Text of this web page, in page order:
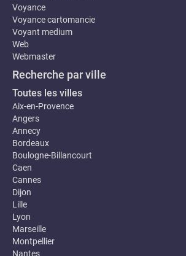
Voyance
Voyance cartomancie
Voyant medium
Web
Webmaster
Recherche par ville
Toutes les villes
Aix-en-Provence
Angers
Annecy
Bordeaux
Boulogne-Billancourt
Caen
Cannes
Dijon
Lille
Lyon
Marseille
Montpellier
Nantes